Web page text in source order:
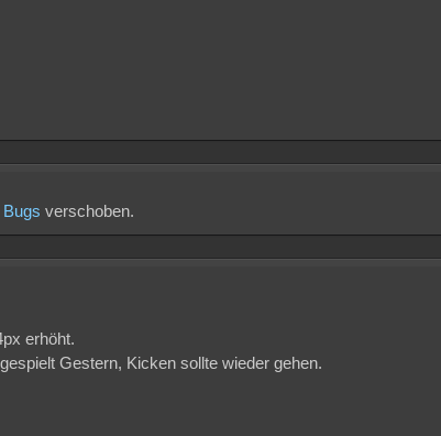
Bugs verschoben.
erhöht.
Gestern, Kicken sollte wieder gehen.